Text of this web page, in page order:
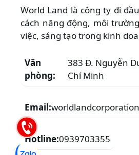
World Land là công ty đi
cách năng động, môi
việc, sáng tạo trong kinh
Văn
phòng:
383 Đ. Nguyễn
Chí Minh
Email:
Hotline:0939703355